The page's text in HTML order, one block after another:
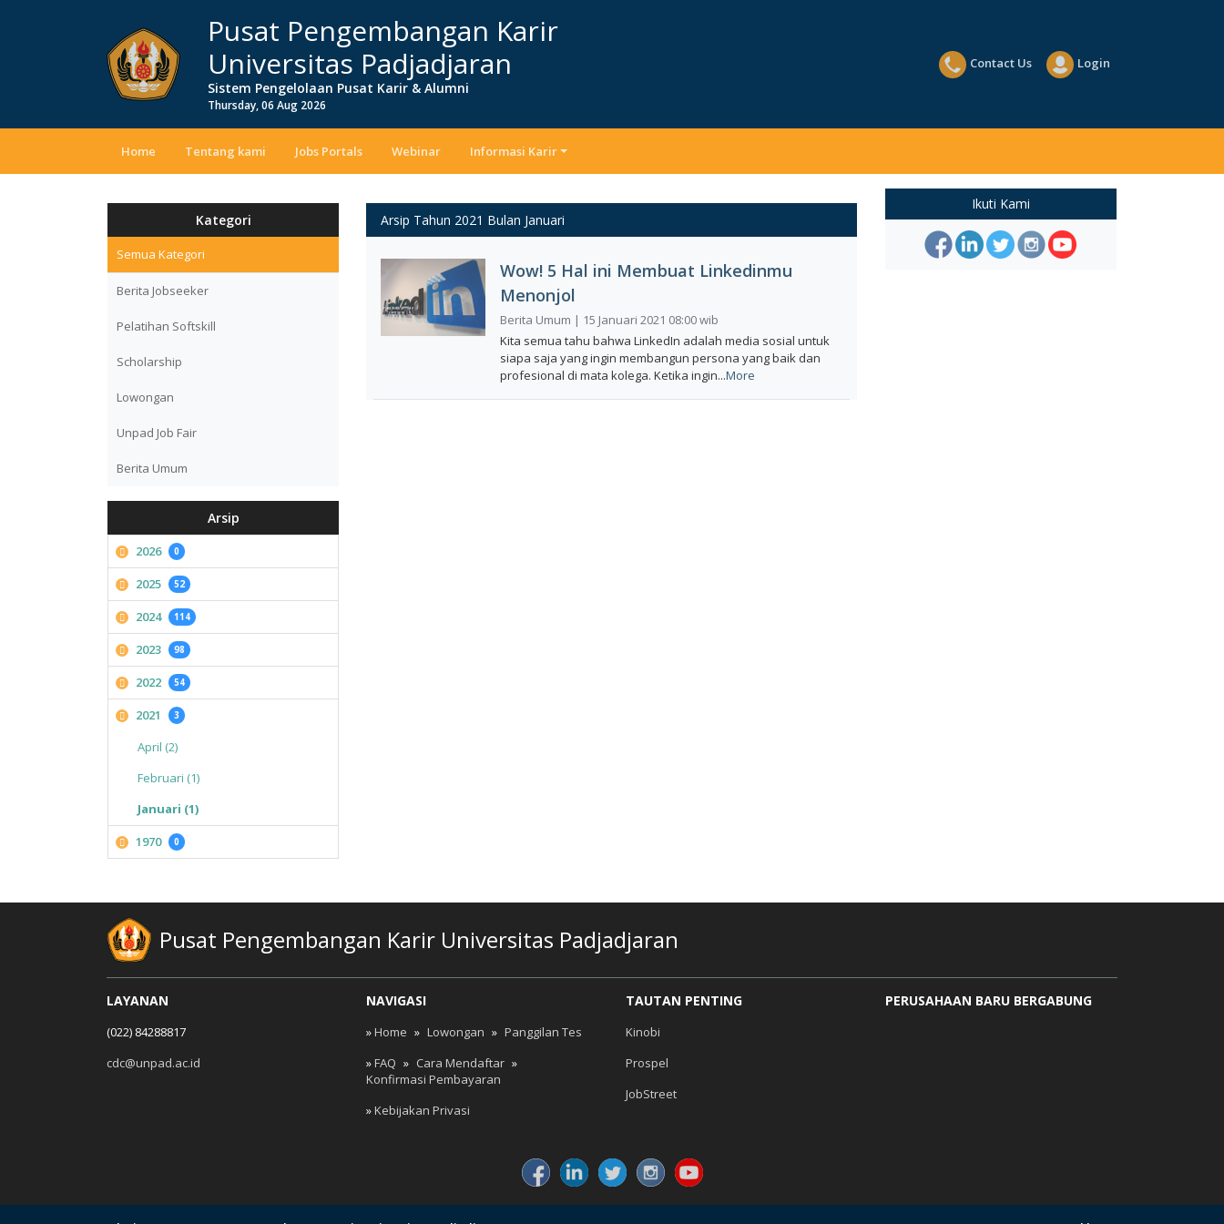
Pusat Pengembangan Karir
Universitas Padjadjaran
Sistem Pengelolaan Pusat Karir & Alumni
Thursday, 06 Aug 2026
Contact Us Login
Home Tentang kami Jobs Portals Webinar Informasi Karir
Kategori
Semua Kategori
Berita Jobseeker
Pelatihan Softskill
Scholarship
Lowongan
Unpad Job Fair
Berita Umum
Arsip
2026 0
2025 52
2024 114
2023 98
2022 54
2021 3
April (2)
Februari (1)
Januari (1)
1970
0
Arsip Tahun 2021 Bulan Januari
Wow! 5 Hal ini Membuat Linkedinmu
Menonjol
Berita Umum | 15 Januari 2021 08:00 wib
Kita semua tahu bahwa LinkedIn adalah media sosial untuk
siapa saja yang ingin membangun persona yang baik dan
profesional di mata kolega. Ketika ingin...More
Ikuti Kami
Pusat Pengembangan Karir Universitas Padjadjaran
LAYANAN
(022) 84288817
cdc@unpad.ac.id
NAVIGASI
»Home » Lowongan » Panggilan Tes
»FAQ » Cara Mendaftar »
Konfirmasi Pembayaran
»Kebijakan Privasi
TAUTAN PENTING
Kinobi
Prospel
JobStreet
PERUSAHAAN BARU BERGABUNG